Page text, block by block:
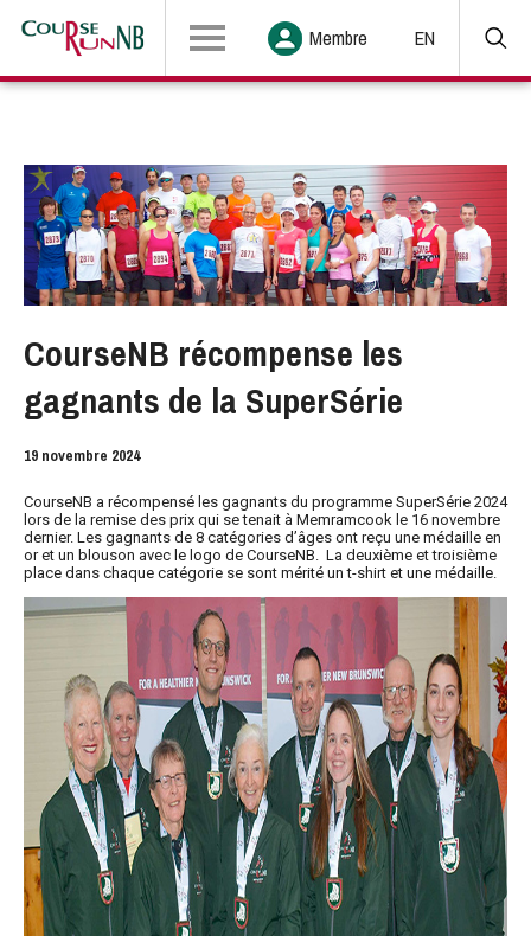
Membre EN
CourseNB récompense les
gagnants de la SuperSérie
19 novembre 2024
CourseNB a récompensé les gagnants du programme SuperSérie 2024
lors de la remise des prix qui se tenait à Memramcook le 16 novembre
dernier. Les gagnants de 8 catégories d’âges ont reçu une médaille en
or et un blouson avec le logo de CourseNB. La deuxième et troisième
place dans chaque catégorie se sont mérité un t-shirt et une médaille.